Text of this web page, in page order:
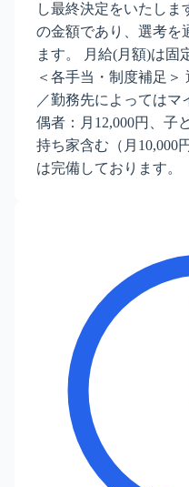
し最終決定をいたしま
の金額であり、選考を
ます。 月給(月額)は固
＜各手当・制度補足＞
／勤務先によっては
偶者：月12,000円、子
持ち家含む（月10,000
は完備しております。